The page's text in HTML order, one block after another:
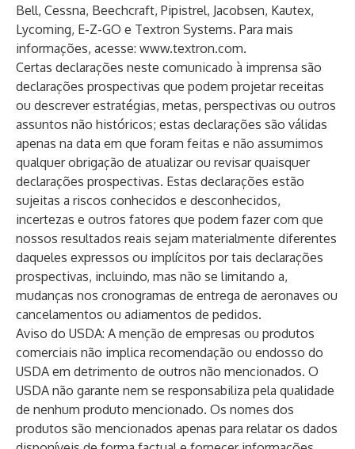
Bell, Cessna, Beechcraft, Pipistrel, Jacobsen, Kautex,
Lycoming, E-Z-GO e Textron Systems. Para mais
informações, acesse: www.textron.com.
Certas declarações neste comunicado à imprensa são
declarações prospectivas que podem projetar receitas
ou descrever estratégias, metas, perspectivas ou outros
assuntos não históricos; estas declarações são válidas
apenas na data em que foram feitas e não assumimos
qualquer obrigação de atualizar ou revisar quaisquer
declarações prospectivas. Estas declarações estão
sujeitas a riscos conhecidos e desconhecidos,
incertezas e outros fatores que podem fazer com que
nossos resultados reais sejam materialmente diferentes
daqueles expressos ou implícitos por tais declarações
prospectivas, incluindo, mas não se limitando a,
mudanças nos cronogramas de entrega de aeronaves ou
cancelamentos ou adiamentos de pedidos.
Aviso do USDA: A menção de empresas ou produtos
comerciais não implica recomendação ou endosso do
USDA em detrimento de outros não mencionados. O
USDA não garante nem se responsabiliza pela qualidade
de nenhum produto mencionado. Os nomes dos
produtos são mencionados apenas para relatar os dados